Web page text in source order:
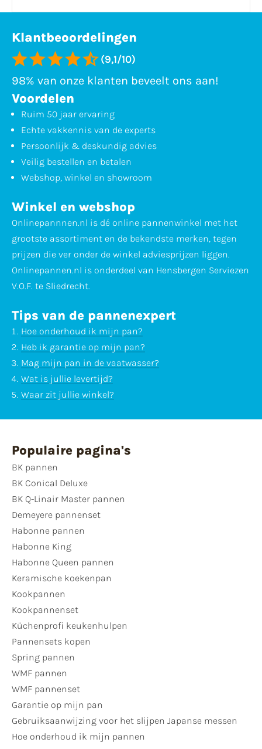
Klantbeoordelingen
(9,1/10)
98% van onze klanten beveelt ons aan!
Voordelen
Ruim 50 jaar ervaring
Echte vakkennis van de experts
Persoonlijk & deskundig advies
Veilig bestellen en betalen
Webshop, winkel en showroom
Winkel en webshop
Onlinepannnen.nl is dé online pannenwinkel met het
grootste assortiment en de bekendste merken, tegen
prijzen die ver onder de winkel adviesprijzen liggen.
Onlinepannen.nl is onderdeel van Hensbergen Serviezen
V.O.F. te Sliedrecht.
Tips van de pannenexpert
Hoe onderhoud ik mijn pan?
Heb ik garantie op mijn pan?
Mag mijn pan in de vaatwasser?
Wat is jullie levertijd?
Waar zit jullie winkel?
Populaire pagina's
BK pannen
BK Conical Deluxe
BK Q-Linair Master pannen
Demeyere pannenset
Habonne pannen
Habonne King
Habonne Queen pannen
Keramische koekenpan
Kookpannen
Kookpannenset
Küchenprofi keukenhulpen
Pannensets kopen
Spring pannen
WMF pannen
WMF pannenset
Garantie op mijn pan
Gebruiksaanwijzing voor het slijpen Japanse messen
Hoe onderhoud ik mijn pannen